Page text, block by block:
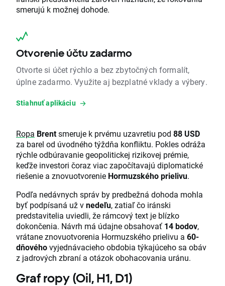
smerujú k možnej dohode.
Otvorenie účtu zadarmo
Otvorte si účet rýchlo a bez zbytočných formalít,
úplne zadarmo. Využite aj bezplatné vklady a výbery.
Stiahnuť aplikáciu
Ropa Brentsmeruje k prvému uzavretiu pod 88 USD
za barel od úvodného týždňa konfliktu. Pokles odráža
rýchle odbúravanie geopolitickej rizikovej prémie,
keďže investori čoraz viac započítavajú diplomatické
riešenie a znovuotvorenie Hormuzského prielivu.
Podľa nedávnych správ by predbežná dohoda mohla
byť podpísaná už vnedeľu, zatiaľ čo iránski
predstavitelia uviedli, že rámcový text je blízko
dokončenia. Návrh má údajne obsahovať 14 bodov,
vrátane znovuotvorenia Hormuzského prielivu a 60-
dňovéhovyjednávacieho obdobia týkajúceho sa obáv
z jadrových zbraní a otázok obohacovania uránu.
Graf ropy (Oil, H1, D1)